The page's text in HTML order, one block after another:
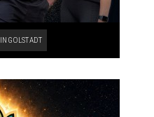
INGOLSTADT